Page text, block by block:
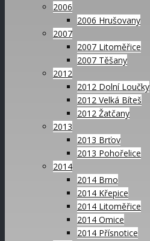
2006
2006 Hrušovany
2007
2007 Litoměřice
2007 Těšany
2012
2012 Dolní Loučky
2012 Velká Bíteš
2012 Žatčany
2013
2013 Brťov
2013 Pohořelice
2014
2014 Brno
2014 Křepice
2014 Litoměřice
2014 Omice
2014 Přísnotice